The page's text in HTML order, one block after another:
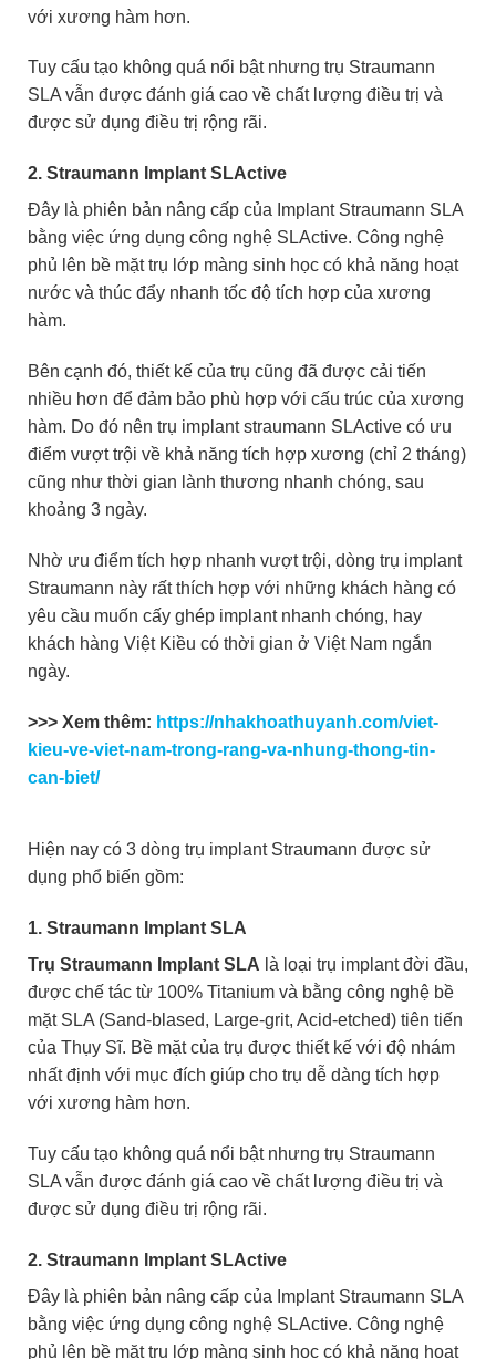
với xương hàm hơn.
Tuy cấu tạo không quá nổi bật nhưng trụ Straumann
SLA vẫn được đánh giá cao về chất lượng điều trị và
được sử dụng điều trị rộng rãi.
2. Straumann Implant SLActive
Đây là phiên bản nâng cấp của Implant Straumann SLA
bằng việc ứng dụng công nghệ SLActive. Công nghệ
phủ lên bề mặt trụ lớp màng sinh học có khả năng hoạt
nước và thúc đẩy nhanh tốc độ tích hợp của xương
hàm.
Bên cạnh đó, thiết kế của trụ cũng đã được cải tiến
nhiều hơn để đảm bảo phù hợp với cấu trúc của xương
hàm. Do đó nên trụ implant straumann SLActive có ưu
điểm vượt trội về khả năng tích hợp xương (chỉ 2 tháng)
cũng như thời gian lành thương nhanh chóng, sau
khoảng 3 ngày.
Nhờ ưu điểm tích hợp nhanh vượt trội, dòng trụ implant
Straumann này rất thích hợp với những khách hàng có
yêu cầu muốn cấy ghép implant nhanh chóng, hay
khách hàng Việt Kiều có thời gian ở Việt Nam ngắn
ngày.
>>> Xem thêm: https://nhakhoathuyanh.com/viet-
kieu-ve-viet-nam-trong-rang-va-nhung-thong-tin-
can-biet/
Hiện nay có 3 dòng trụ implant Straumann được sử
dụng phổ biến gồm:
1. Straumann Implant SLA
Trụ Straumann Implant SLA là loại trụ implant đời đầu,
được chế tác từ 100% Titanium và bằng công nghệ bề
mặt SLA (Sand-blased, Large-grit, Acid-etched) tiên tiến
của Thụy Sĩ. Bề mặt của trụ được thiết kế với độ nhám
nhất định với mục đích giúp cho trụ dễ dàng tích hợp
với xương hàm hơn.
Tuy cấu tạo không quá nổi bật nhưng trụ Straumann
SLA vẫn được đánh giá cao về chất lượng điều trị và
được sử dụng điều trị rộng rãi.
2. Straumann Implant SLActive
Đây là phiên bản nâng cấp của Implant Straumann SLA
bằng việc ứng dụng công nghệ SLActive. Công nghệ
phủ lên bề mặt trụ lớp màng sinh học có khả năng hoạt